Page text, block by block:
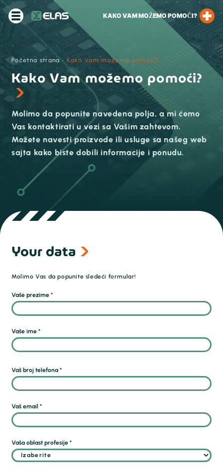
KAKO VAM MOŽEMO POMOĆI?
Početna strana›Kako Vam možemo pomoći?
Kako Vam možemo pomoći?
Molimo da popunite navedena polja, a mi ćemo
Vas kontaktirati u vezi sa Vašim zahtevom.
Možete navesti proizvode ili usluge sa našeg web
sajta kako biste dobili informacije i ponudu.
Your data
Molimo Vas da popunite sledeći formular!
Vaše prezime *
Vaše ime *
Vaš broj telefona *
Vaš email *
Vaša oblast profesije *